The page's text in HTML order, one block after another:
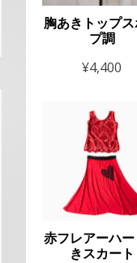
胸あきトップス
プ調
¥4,400
赤フレアーハ
きスカート